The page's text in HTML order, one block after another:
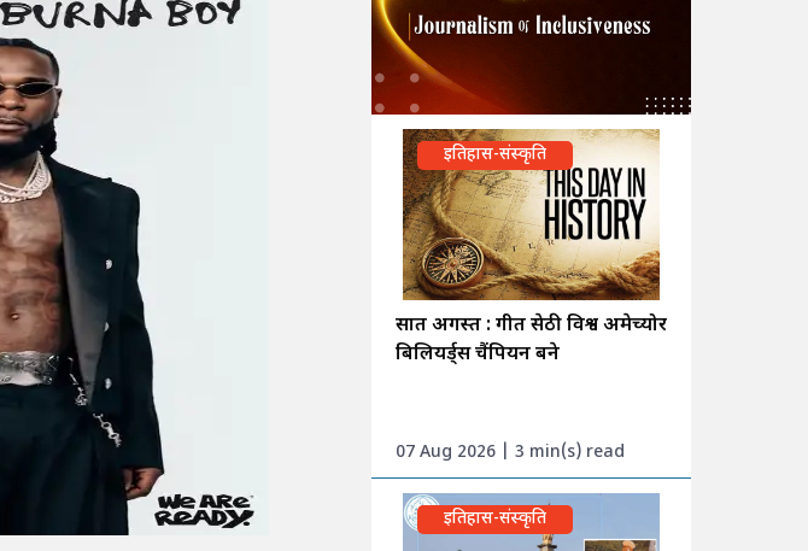
इतिहास-संस्कृति
सात अगस्त : गीत सेठी विश्व अमेच्योर
बिलियर्ड्स चैंपियन बने
07 Aug 2026 | 3 min(s) read
इतिहास-संस्कृति